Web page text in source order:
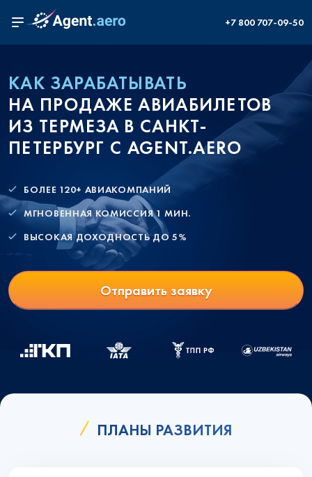
+7 800 707-09-50
КАК ЗАРАБАТЫВАТЬ
НА ПРОДАЖЕ АВИАБИЛЕТОВ
ИЗ ТЕРМЕЗА В САНКТ-
ПЕТЕРБУРГ С AGENT.AERO
БОЛЕЕ 120+ АВИАКОМПАНИЙ
МГНОВЕННАЯ КОМИССИЯ 1 МИН.
ВЫСОКАЯ ДОХОДНОСТЬ ДО 5%
Отправить заявку
ПЛАНЫ РАЗВИТИЯ